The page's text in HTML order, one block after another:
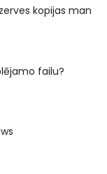
kopijas man
failu?